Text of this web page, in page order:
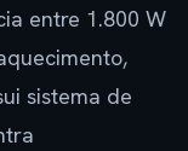
entre 1.800 W
sistema de